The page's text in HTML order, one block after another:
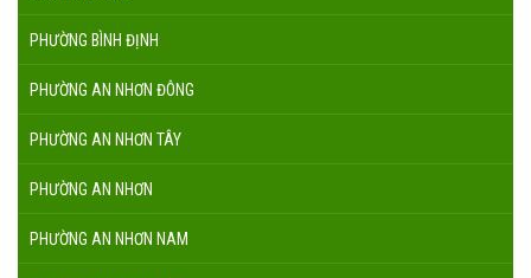
PHƯỜNG BÌNH ĐỊNH
PHƯỜNG AN NHƠN ĐÔNG
PHƯỜNG AN NHƠN TÂY
PHƯỜNG AN NHƠN
PHƯỜNG AN NHƠN NAM